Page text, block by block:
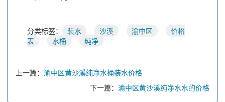
分类标签： 装水 沙溪 渝中区
价格
表
水桶 纯净
上一篇： 渝中区黄沙溪纯净水桶装水价格
下一篇： 渝中区黄沙溪纯净水水的价格